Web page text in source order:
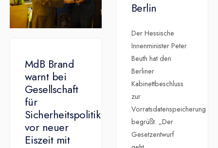
Berlin
Der Hessische
Innenminister Peter
Beuth hat den
Berliner
Kabinettbeschluss
zur
Vorratsdatenspeicherung
begrüßt. „Der
Gesetzentwurf
MdB Brand
warnt bei
Gesellschaft
für
Sicherheitspolitik
vor neuer
Eiszeit mit